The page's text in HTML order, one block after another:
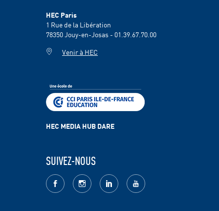
HEC Paris
1 Rue de la Libération
78350Jouy-en-Josas - 01.39.67.70.00
Venir à HEC
HEC MEDIA HUB DARE
SUIVEZ-NOUS
facebook Instagram LinkedIn youtube